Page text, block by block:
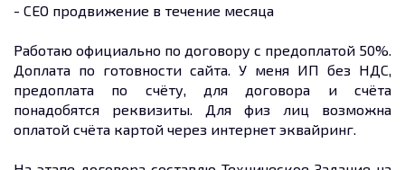
- СЕО продвижение в течение месяца
Работаю официально по договору с предоплатой 50%.
Доплата по готовности сайта. У меня ИП без НДС,
предоплата по счёту, для договора и счёта
понадобятся реквизиты. Для физ лиц возможна
оплатой счёта картой через интернет эквайринг.